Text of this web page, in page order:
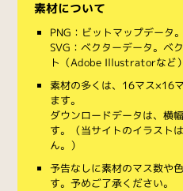
素材について
PNG：ビットマップデータ
SVG：ベクターデータ。ベ
ト（Adobe Illustratorなど
素材の多くは、16マス×16
ます。
ダウンロードデータは、横
す。（当サイトのイラスト
ん。）
予告なしに素材のマス数や
す。予めご了承ください。